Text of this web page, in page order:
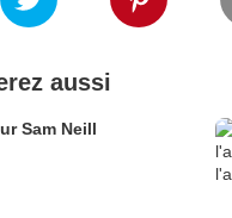
aussi
Sam Neill